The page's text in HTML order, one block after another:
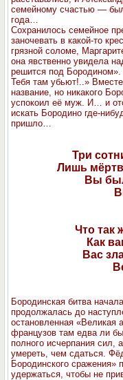
семейному счастью —
года…
Сохранилось семейное
заночевать в какой-то
грязной соломе,
она явственно увидела
решится под
Тебя там убьют!..»
название, но никакого
успокоил её муж. И… и
искать Бородино где-
пришло…
Три
Лишь
Вы
Что так
Как
Вас
Бородинская битва
продолжалась до
остановленная «Великая
французов там едва ли
полного исчерпания сил,
умереть, чем сдаться.
Бородинского сражения»
удержаться, чтобы не